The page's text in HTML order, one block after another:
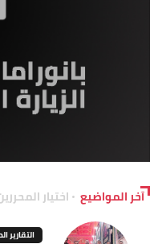
آخر المواضيع اختيار
التقارير